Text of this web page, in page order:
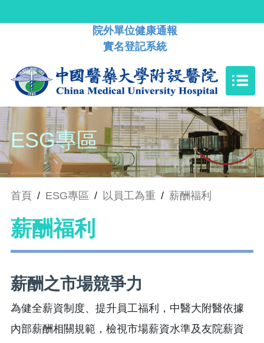
院外單位健康通報
實名登記系統
ESG專區
首頁 / ESG專區 / 以員工為重 / 薪酬福利
薪酬福利
薪酬之市場競爭力
為健全薪資制度、提升員工福利，中醫大附醫依據
內部薪酬相關規範，檢視市場薪資水準及友院薪資